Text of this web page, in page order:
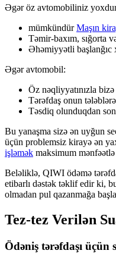
Əgər öz avtomobiliniz
mümkündürMaşın
Təmir-baxım, sığorta
Əhəmiyyətli başlanğıc
Əgər avtomobil:
Öz nəqliyyatınızla
Tərəfdaş onun
Təsdiq olunduqdan
Bu yanaşma sizə ən uyğun
üçün problemsiz kirayə ən
işləmək maksimum mənfəətlə
Beləliklə, QIWI ödəmə
etibarlı dəstək təklif edir ki,
olmadan pul qazanmağa
Tez-tez Verilən
Ödəniş tərəfdaşı